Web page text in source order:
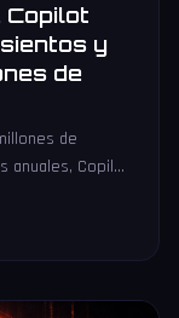
y
de
de
anuales, Copilot